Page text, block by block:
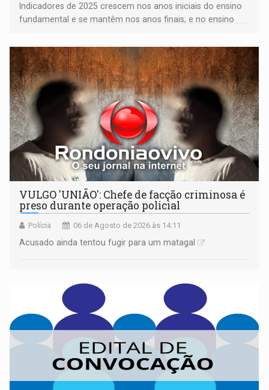
Indicadores de 2025 crescem nos anos iniciais do ensino
fundamental e se mantêm nos anos finais; e no ensino
VULGO 'UNIÃO': Chefe de facção criminosa é
preso durante operação policial
Polícia 06 de Agosto de 2026 às 14:11
Acusado ainda tentou fugir para um matagal